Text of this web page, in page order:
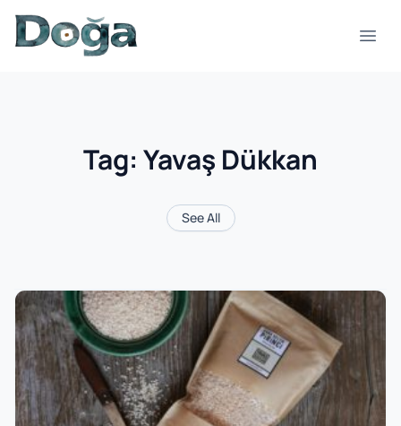
Skip to content
Tag: Yavaş Dükkan
See All